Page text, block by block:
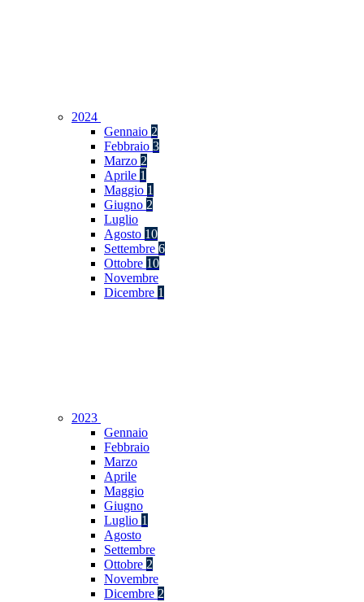
2024
Gennaio 2
Febbraio 3
Marzo 2
Aprile 1
Maggio 1
Giugno 2
Luglio
Agosto 10
Settembre 6
Ottobre 10
Novembre
Dicembre 1
2023
Gennaio
Febbraio
Marzo
Aprile
Maggio
Giugno
Luglio 1
Agosto
Settembre
Ottobre 2
Novembre
Dicembre 2